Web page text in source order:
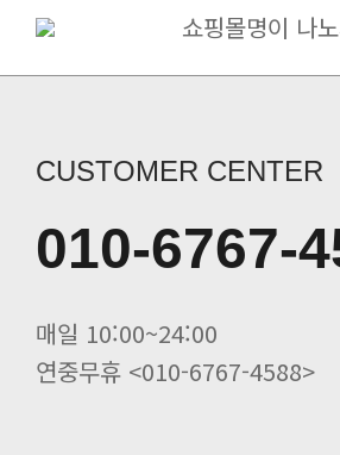
쇼핑몰명이 나
[필독] 10%할
당뇨 환자용 영
인산가 힐링캠
인산죽염 전
사시사철 무생
죽염두유 20%
CUSTOMER CENTER
010-6767-
매일 10:00~24:00
연중무휴 <010-6767-4588>